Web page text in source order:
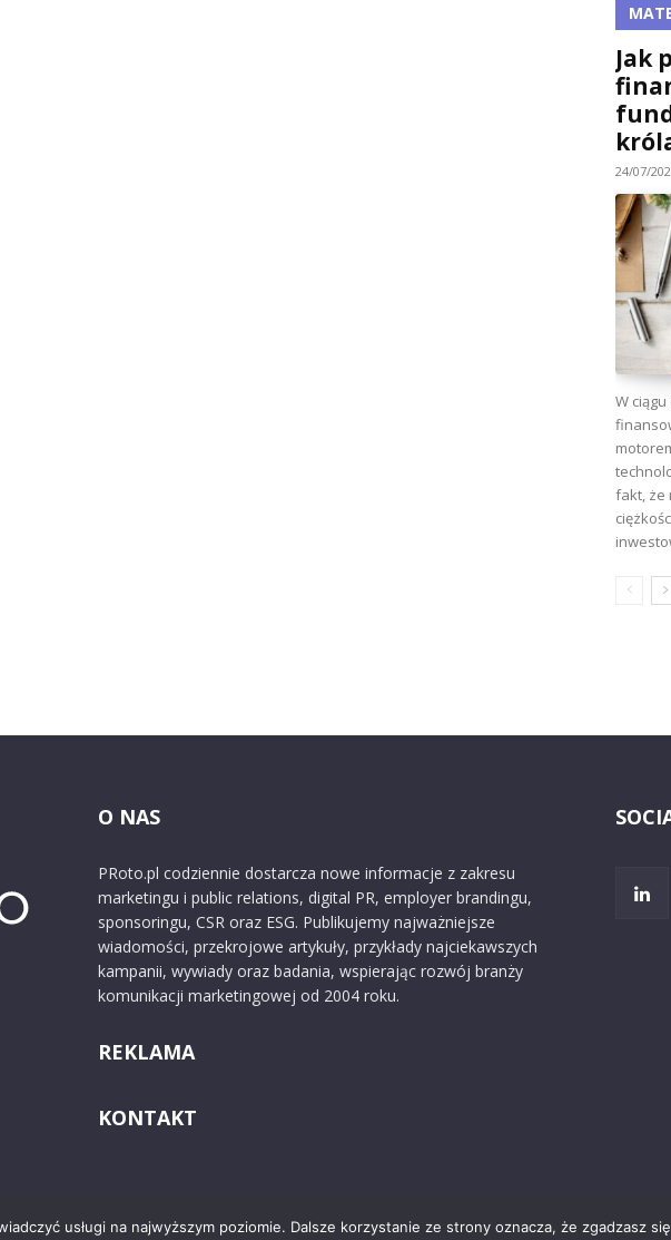
Jak
24/07/
W
fakt, że
O NAS
PRoto.pl codziennie dostarcza nowe informacje z zakresu
marketingu i public relations, digital PR, employer brandingu,
sponsoringu, CSR oraz ESG. Publikujemy najważniejsze
wiadomości, przekrojowe artykuły, przykłady najciekawszych
kampanii, wywiady oraz badania, wspierając rozwój branży
komunikacji marketingowej od 2004 roku.
REKLAMA
KONTAKT
usługi na najwyższym poziomie. Dalsze korzystanie ze strony oznacza, że zgadzasz